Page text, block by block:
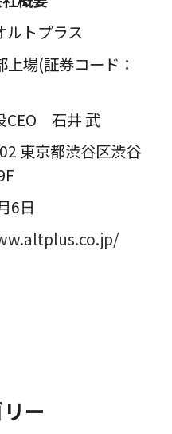
トプラス
場(証券コード：
石井 武
京都渋谷区渋谷
日
ー